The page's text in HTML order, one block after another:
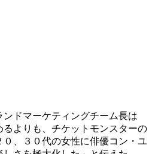
ドマーケティングチーム長は
るよりも、チケットモンスターの
０、３０代の女性に俳優コン・ユ